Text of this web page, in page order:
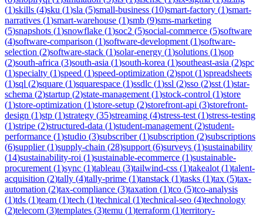
(1)skills (4)sku (1)sla (5)small-business (10)smart-factory (1)smart-
narratives (1)smart-warehouse (1)smb (9)sms-marketing
(5)snapshots (1)snowflake (1)soc2 (5)social-commerce (5)software
(4)software-comparison (1)software-development (1)software-
selection (2)software-stack (1)solar-energy (1)solutions (1)sop
(2)south-africa (3)south-asia (1)south-korea (1)southeast-asia (2)spc
(1)specialty (1)speed (1)speed-optimization (2)spot (1)spreadsheets
(1)sql (2)square (1)squarespace (1)ssdlc (1)ssl (2)sso (2)sst (1)star-
schema (2)startup (2)state-management (1)stock-control (1)store
(1)store-optimization (1)store-setup (2)storefront-api (3)storefront-
design (1)stp (1)strategy (35)streaming (4)stress-test (1)stress-testing
(1)stripe (2)structured-data (1)student-management (2)student-
performance (1)studio (3)subscriber(1)subscription (2)subscriptions
(6)supplier(1)supply-chain (28)support (6)surveys (1)sustainability
(14)sustainability-roi (1)sustainable-ecommerce (1)sustainable-
procurement (1)sync (1)tableau (3)tailwind-css (1)takealot (1)talent-
acquisition (2)tally (4)tally-prime (1)tanstack (1)tasks (1)tax (5)tax-
automation (2)tax-compliance (3)taxation (1)tco (5)tco-analysis
(1)tds (1)team (1)tech (1)technical (1)technical-seo (4)technology
(2)telecom (3)templates (3)temu (1)terraform (1)territory-